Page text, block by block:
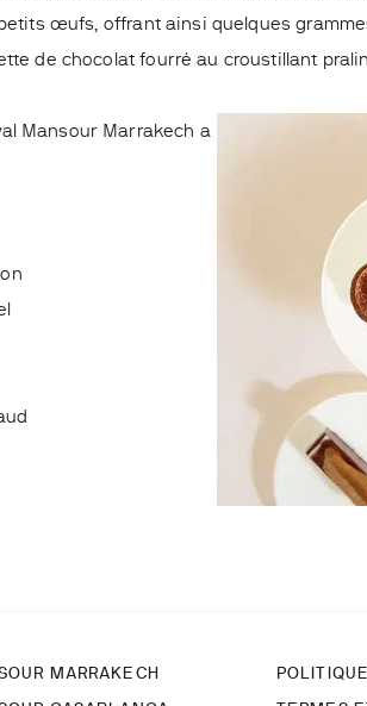
œufs, offrant ainsi quelques
de chocolat fourré au croustillant
Mansour Marrakech a
MARRAKECH